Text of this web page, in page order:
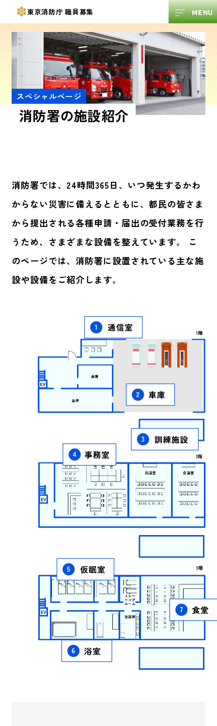
東京消防庁職員募集
スペシャルページ
消防署の施設紹介
消防署では、24時間365日、いつ発生するかわ
からない災害に備えるとともに、都民の皆さま
から提出される各種申請・届出の受付業務を行
うため、さまざまな設備を整えています。 こ
のページでは、消防署に設置されている主な施
設や設備をご紹介します。